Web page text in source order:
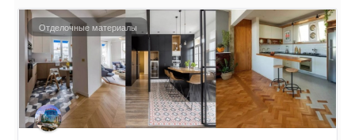
Отделочные материалы